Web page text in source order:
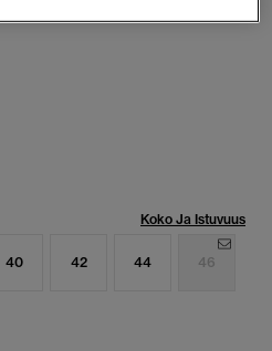
Koko Ja Istuvuus
40 42 44 46